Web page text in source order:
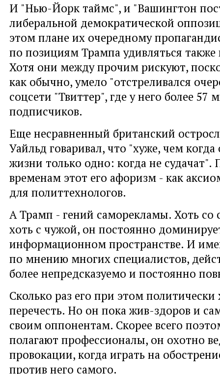
И "Нью-Йорк таймс", и "Вашингтон
либеральной демократической
этом плане их очередному
по позициям Трампа удивляться также
Хотя они между прочим рискуют,
как обычно, умело "отстреливался
соцсети "Твиттер", где у него более 57
подписчиков.
Еще несравненный британский
Уайльд говаривал, что "хуже, чем когда
жизни только одно: когда не
временам этот его афоризм - как
для политтехнологов.
А Трамп - гений саморекламы. Хоть со
хоть с чужой, он постоянно
информационном пространстве. И
по мнению многих специалистов,
более непредсказуемо и постоянно
Сколько раз его при этом
перечесть. Но он пока жив-здоров и
своим оппонентам. Скорее всего
полагают профессионалы, он охотно
провокации, когда играть на
против него самого.